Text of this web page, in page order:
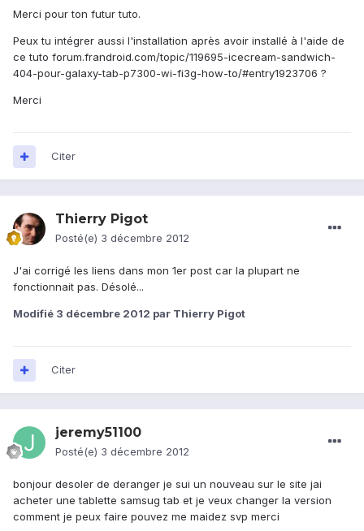
Merci pour ton futur tuto.
Peux tu intégrer aussi l'installation après avoir installé à l'aide de
ce tuto forum.frandroid.com/topic/119695-icecream-sandwich-
404-pour-galaxy-tab-p7300-wi-fi3g-how-to/#entry1923706 ?
Merci
Citer
Thierry Pigot
Posté(e) 3 décembre 2012
J'ai corrigé les liens dans mon 1er post car la plupart ne
fonctionnait pas. Désolé...
Modifié 3 décembre 2012 par Thierry Pigot
Citer
jeremy51100
Posté(e) 3 décembre 2012
bonjour desoler de deranger je sui un nouveau sur le site jai
acheter une tablette samsug tab et je veux changer la version
comment je peux faire pouvez me maidez svp merci